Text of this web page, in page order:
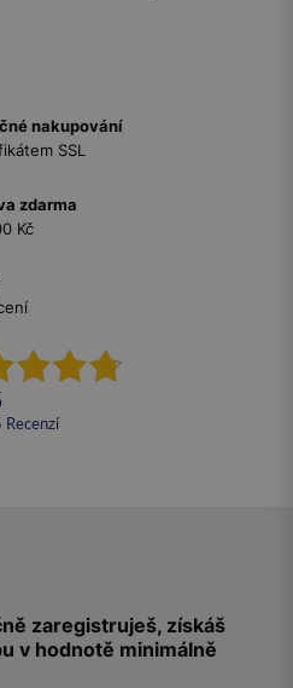
nakupování
SSL
zdarma
Kč
recenzí
zaregistruješ, získáš
v hodnotě minimálně